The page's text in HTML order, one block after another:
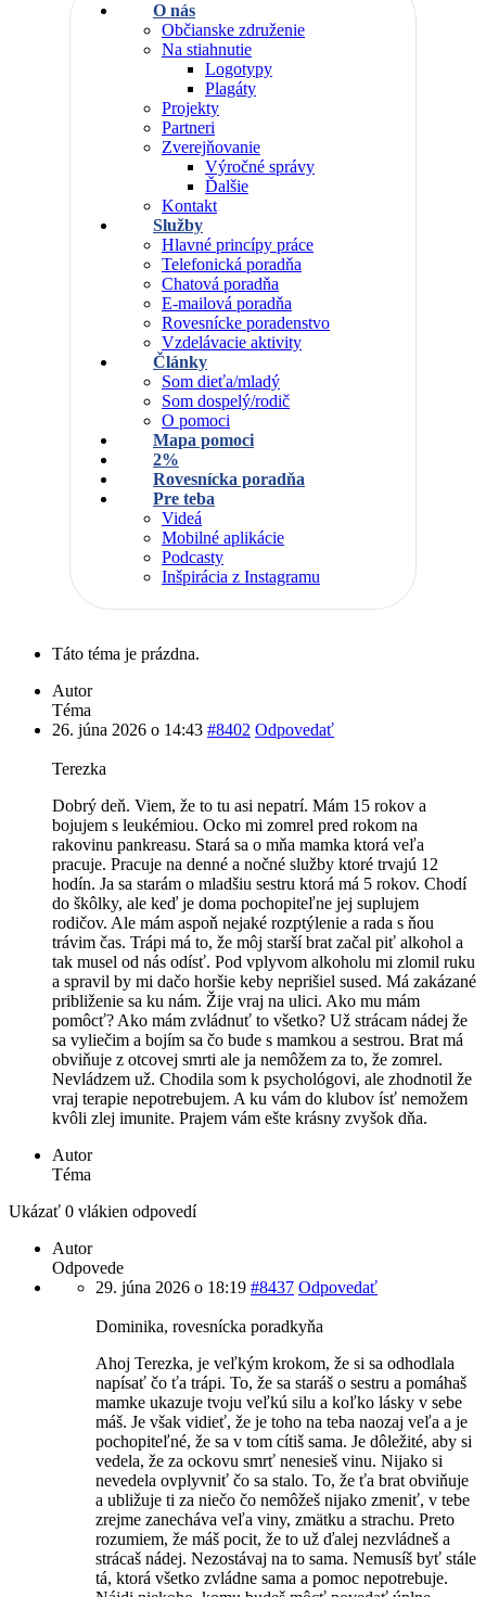
O nás
Občianske združenie
Na stiahnutie
Logotypy
Plagáty
Projekty
Partneri
Zverejňovanie
Výročné správy
Ďalšie
Kontakt
Služby
Hlavné princípy práce
Telefonická poradňa
Chatová poradňa
E-mailová poradňa
Rovesnícke poradenstvo
Vzdelávacie aktivity
Články
Som dieťa/mladý
Som dospelý/rodič
O pomoci
Mapa pomoci
2%
Rovesnícka poradňa
Pre teba
Videá
Mobilné aplikácie
Podcasty
Inšpirácia z Instagramu
Táto téma je prázdna.
Autor
Téma
26. júna 2026 o 14:43 #8402 Odpovedať
Terezka
Dobrý deň. Viem, že to tu asi nepatrí. Mám 15 rokov a
bojujem s leukémiou. Ocko mi zomrel pred rokom na
rakovinu pankreasu. Stará sa o mňa mamka ktorá veľa
pracuje. Pracuje na denné a nočné služby ktoré trvajú 12
hodín. Ja sa starám o mladšiu sestru ktorá má 5 rokov. Chodí
do škôlky, ale keď je doma pochopiteľne jej suplujem
rodičov. Ale mám aspoň nejaké rozptýlenie a rada s ňou
trávim čas. Trápi má to, že môj starší brat začal piť alkohol a
tak musel od nás odísť. Pod vplyvom alkoholu mi zlomil ruku
a spravil by mi dačo horšie keby neprišiel sused. Má zakázané
približenie sa ku nám. Žije vraj na ulici. Ako mu mám
pomôcť? Ako mám zvládnuť to všetko? Už strácam nádej že
sa vyliečim a bojím sa čo bude s mamkou a sestrou. Brat má
obviňuje z otcovej smrti ale ja nemôžem za to, že zomrel.
Nevládzem už. Chodila som k psychológovi, ale zhodnotil že
vraj terapie nepotrebujem. A ku vám do klubov ísť nemožem
kvôli zlej imunite. Prajem vám ešte krásny zvyšok dňa.
Autor
Téma
Ukázať 0 vlákien odpovedí
Autor
Odpovede
29. júna 2026 o 18:19 #8437 Odpovedať
Dominika, rovesnícka poradkyňa
Ahoj Terezka, je veľkým krokom, že si sa odhodlala
napísať čo ťa trápi. To, že sa staráš o sestru a pomáhaš
mamke ukazuje tvoju veľkú silu a koľko lásky v sebe
máš. Je však vidieť, že je toho na teba naozaj veľa a je
pochopiteľné, že sa v tom cítiš sama. Je dôležité, aby si
vedela, že za ockovu smrť nenesieš vinu. Nijako si
nevedela ovplyvniť čo sa stalo. To, že ťa brat obviňuje
a ubližuje ti za niečo čo nemôžeš nijako zmeniť, v tebe
zrejme zanecháva veľa viny, zmätku a strachu. Preto
rozumiem, že máš pocit, že to už ďalej nezvládneš a
strácaš nádej. Nezostávaj na to sama. Nemusíš byť stále
tá, ktorá všetko zvládne sama a pomoc nepotrebuje.